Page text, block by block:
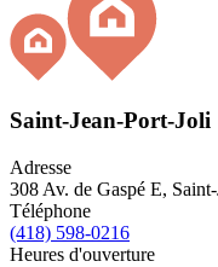
Saint-Jean-Port-Joli
Adresse
308 Av. de Gaspé E,
Téléphone
(418) 598-0216
Heures d'ouverture